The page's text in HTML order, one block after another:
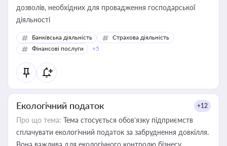
дозволів, необхідних для провадження господарської
діяльності
Банківська діяльність
Страхова діяльність
Фінансові послуги
+5
Екологічний податок +12
Про що тема: Тема стосується обов’язку підприємств
сплачувати екологічний податок за забруднення довкілля.
Вона важлива для екологічного контролю бізнесу,